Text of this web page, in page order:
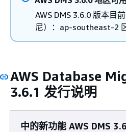
AWS DMS 3.6.0 版本目
尼）：ap-southeast-2
AWS Database
3.6.1 发行说明
中的新功能 AWS DMS